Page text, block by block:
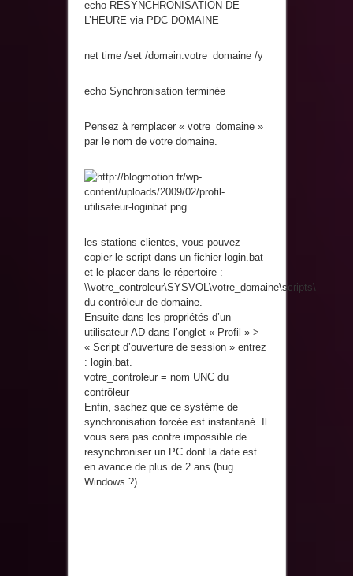
echo RESYNCHRONISATION DE
L’HEURE via PDC DOMAINE
net time /set /domain:votre_domaine /y
echo Synchronisation terminée
Pensez à remplacer « votre_domaine »
par le nom de votre domaine.
les stations clientes, vous pouvez
copier le script dans un fichier login.bat
et le placer dans le répertoire :
\\votre_controleur\SYSVOL\votre_domaine\scripts\
du contrôleur de domaine.
Ensuite dans les propriétés d’un
utilisateur AD dans l’onglet « Profil » >
« Script d’ouverture de session » entrez
: login.bat.
votre_controleur = nom UNC du
contrôleur
Enfin, sachez que ce système de
synchronisation forcée est instantané. Il
vous sera pas contre impossible de
resynchroniser un PC dont la date est
en avance de plus de 2 ans (bug
Windows ?).